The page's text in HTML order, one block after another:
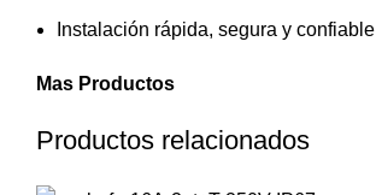
Instalación rápida, segura y confiable
Mas Productos
Productos relacionados